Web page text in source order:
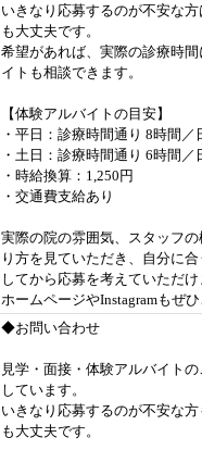
いきなり応募するのが不安な
も大丈夫です。
希望があれば、実際の診療時
イトも相談できます。
【体験アルバイトの目安】
・平日：診療時間通り 8時間／
・土日：診療時間通り 6時間／
・時給換算：1,250円
・交通費支給あり
実際の院の雰囲気、スタッフ
り方を見ていただき、自分に
してから応募を考えていただけ
ホームページやInstagramもぜひ
◆お問い合わせ
見学・面接・体験アルバイト
しています。
いきなり応募するのが不安な
も大丈夫です。